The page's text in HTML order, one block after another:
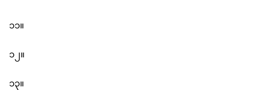
၁၁။
၁၂။
၁၃။